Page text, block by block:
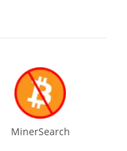
MinerSearch